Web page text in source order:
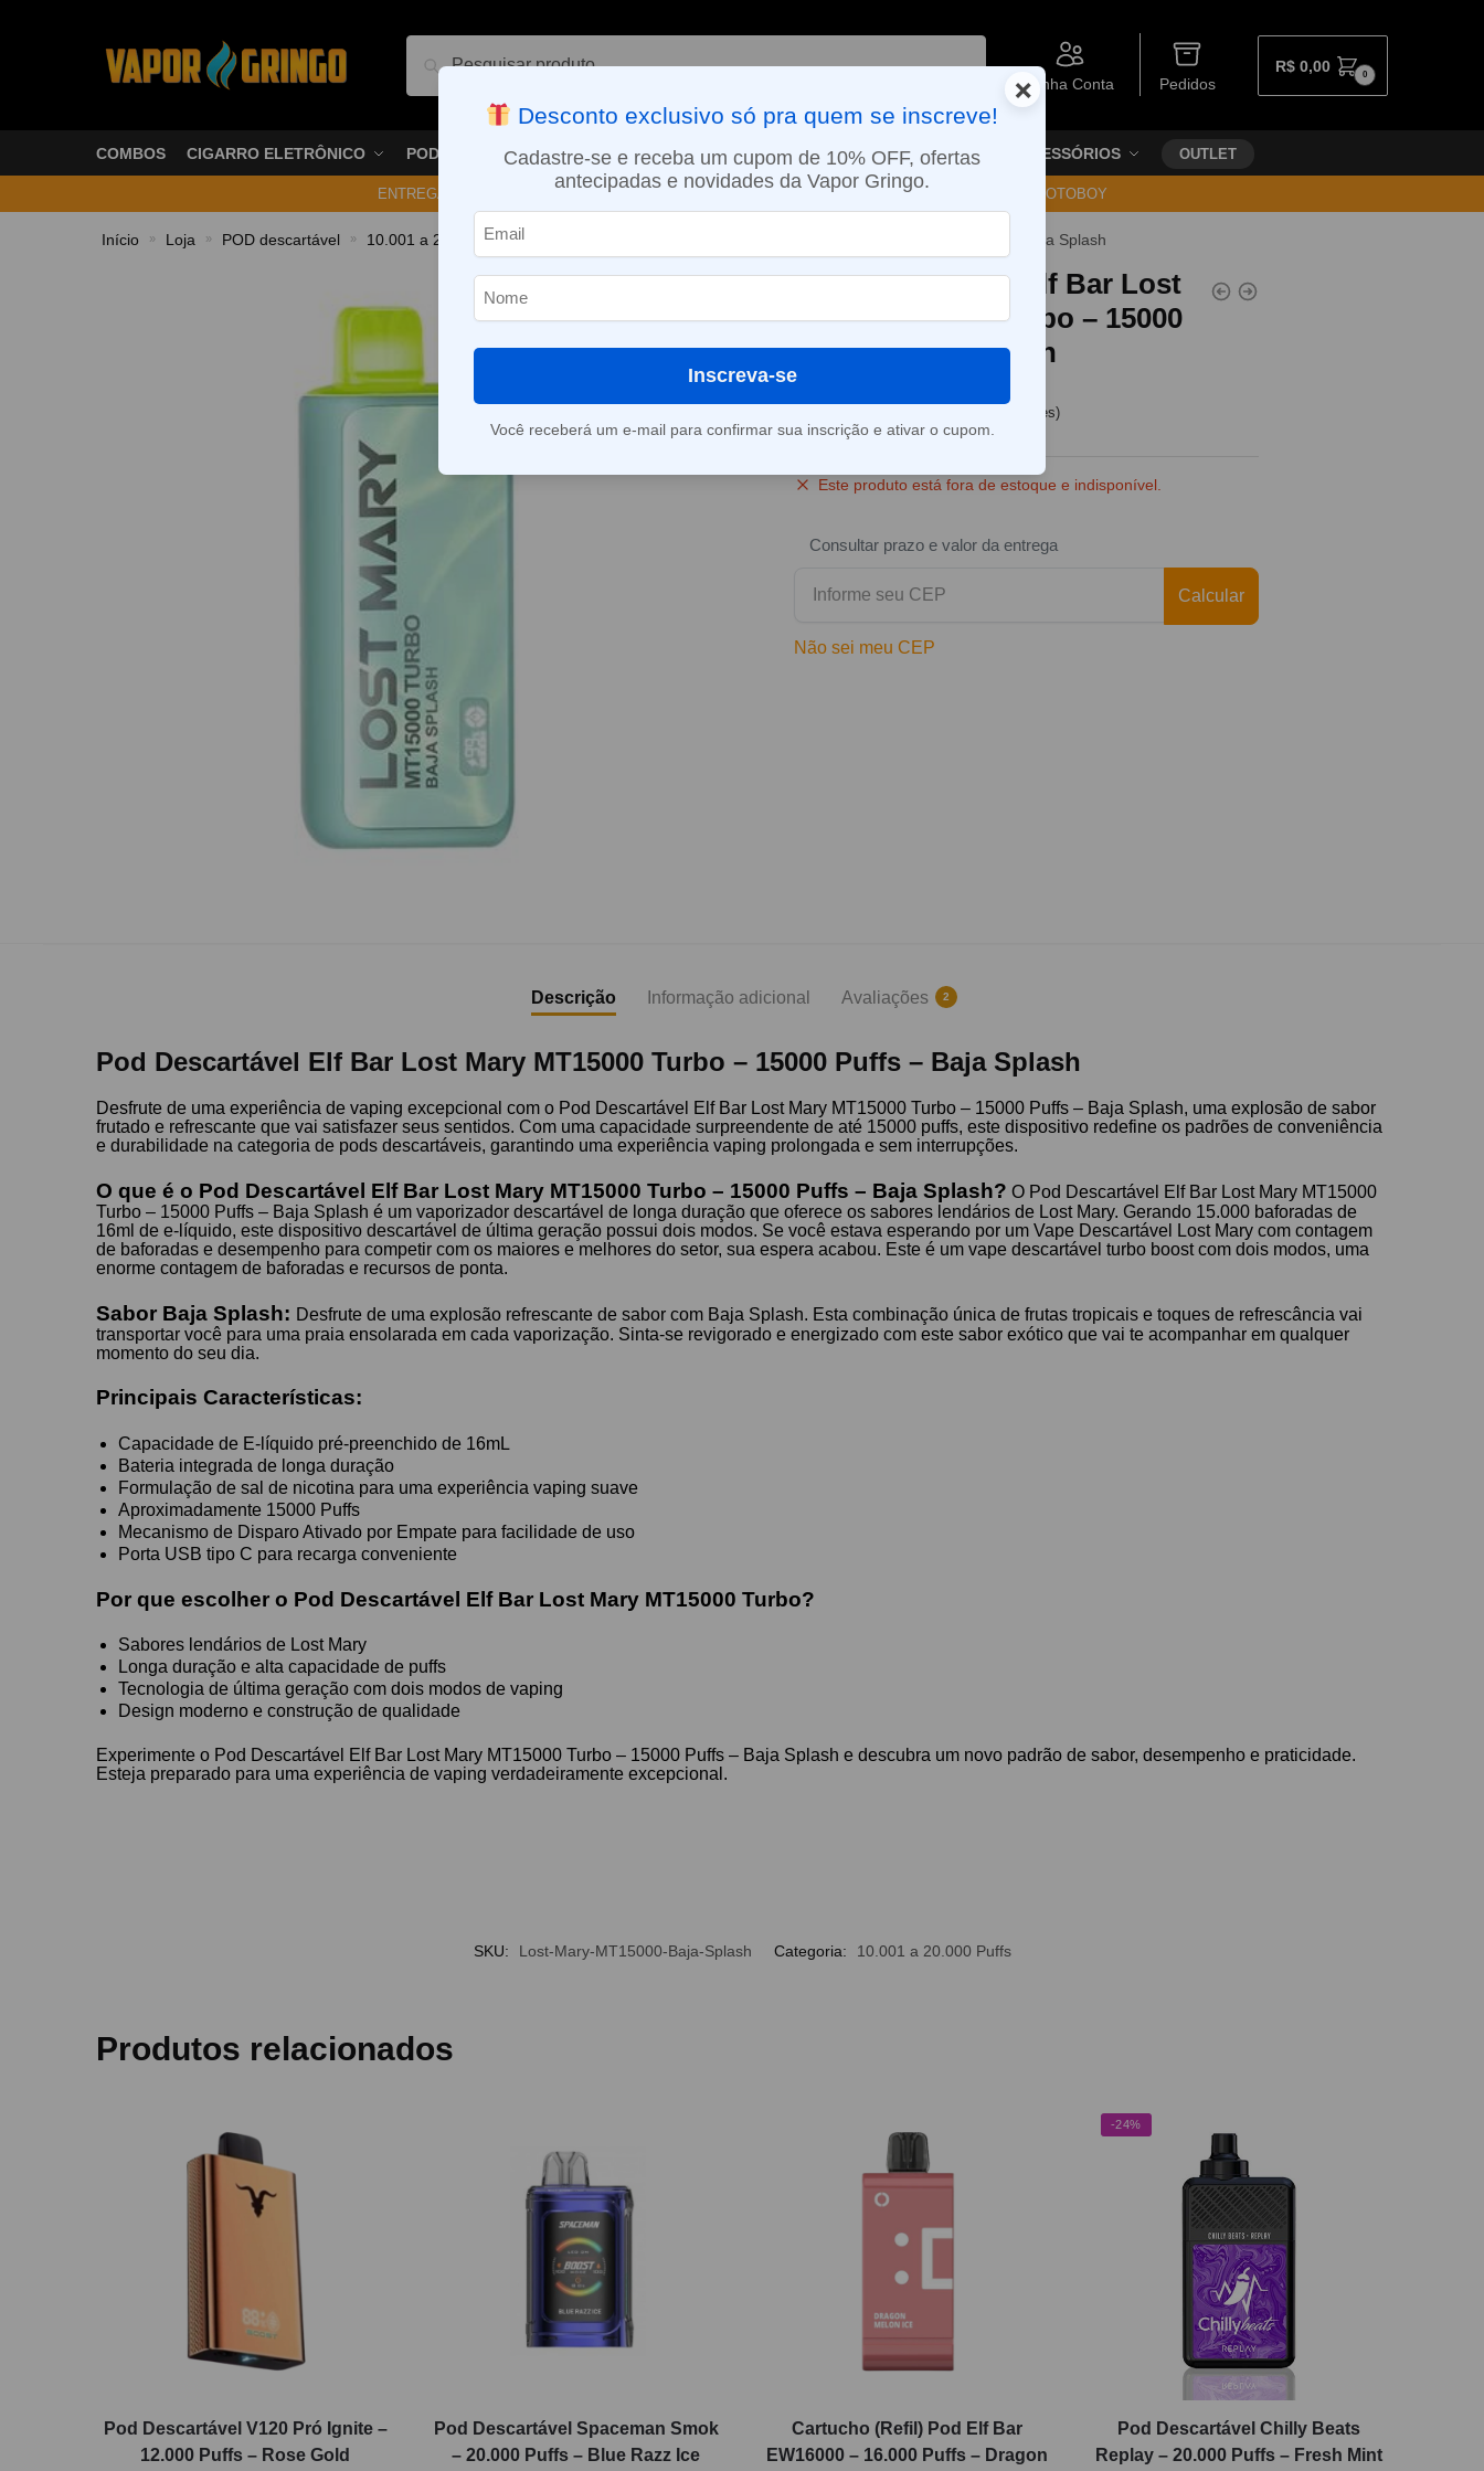
Pesquisar
Minha Conta Pedidos
R$ 0,00 0
COMBOS CIGARRO ELETRÔNICO PODS VAPORIZADOR DE ERVAS E-LIQUÍDOS NICOTINA ORAL ACESSÓRIOS OUTLET
ENTREGA NO MESMO DIA EM SÃO PAULO (SEG A SEX): PEDIDOS APROVADOS ATÉ 15:30 VIA MOTOBOY
Início » Loja » POD descartável » 10.001 a 20.000 Puffs Pod Descartável Elf Bar Lost Mary MT15000 Turbo – 15000 Puffs – Baja Splash
Pod Descartável Elf Bar Lost
Mary MT15000 Turbo – 15000
Puffs – Baja Splash
avaliações de clientes)
Este produto está fora de estoque e indisponível.
Consultar prazo e valor da entrega
Calcular
Não sei meu CEP
Descrição Informação adicional Avaliações 2
Pod Descartável Elf Bar Lost Mary MT15000 Turbo – 15000 Puffs – Baja Splash
Desfrute de uma experiência de vaping excepcional com o Pod Descartável Elf Bar Lost Mary MT15000 Turbo – 15000 Puffs – Baja Splash, uma explosão de sabor
frutado e refrescante que vai satisfazer seus sentidos. Com uma capacidade surpreendente de até 15000 puffs, este dispositivo redefine os padrões de conveniência
e durabilidade na categoria de pods descartáveis, garantindo uma experiência vaping prolongada e sem interrupções.
O que é o Pod Descartável Elf Bar Lost Mary MT15000 Turbo – 15000 Puffs – Baja Splash? O Pod Descartável Elf Bar Lost Mary MT15000
Turbo – 15000 Puffs – Baja Splash é um vaporizador descartável de longa duração que oferece os sabores lendários de Lost Mary. Gerando 15.000 baforadas de
16ml de e-líquido, este dispositivo descartável de última geração possui dois modos. Se você estava esperando por um Vape Descartável Lost Mary com contagem
de baforadas e desempenho para competir com os maiores e melhores do setor, sua espera acabou. Este é um vape descartável turbo boost com dois modos, uma
enorme contagem de baforadas e recursos de ponta.
Sabor Baja Splash: Desfrute de uma explosão refrescante de sabor com Baja Splash. Esta combinação única de frutas tropicais e toques de refrescância vai
transportar você para uma praia ensolarada em cada vaporização. Sinta-se revigorado e energizado com este sabor exótico que vai te acompanhar em qualquer
momento do seu dia.
Principais Características:
Capacidade de E-líquido pré-preenchido de 16mL
Bateria integrada de longa duração
Formulação de sal de nicotina para uma experiência vaping suave
Aproximadamente 15000 Puffs
Mecanismo de Disparo Ativado por Empate para facilidade de uso
Porta USB tipo C para recarga conveniente
Por que escolher o Pod Descartável Elf Bar Lost Mary MT15000 Turbo?
Sabores lendários de Lost Mary
Longa duração e alta capacidade de puffs
Tecnologia de última geração com dois modos de vaping
Design moderno e construção de qualidade
Experimente o Pod Descartável Elf Bar Lost Mary MT15000 Turbo – 15000 Puffs – Baja Splash e descubra um novo padrão de sabor, desempenho e praticidade.
Esteja preparado para uma experiência de vaping verdadeiramente excepcional.
SKU: Lost-Mary-MT15000-Baja-Splash Categoria: 10.001 a 20.000 Puffs
Produtos relacionados
Pod Descartável V120 Pró Ignite –
12.000 Puffs – Rose Gold
Pod Descartável Spaceman Smok
– 20.000 Puffs – Blue Razz Ice
Cartucho (Refil) Pod Elf Bar
EW16000 – 16.000 Puffs – Dragon
-24%
Pod Descartável Chilly Beats
Replay – 20.000 Puffs – Fresh Mint
×
Desconto exclusivo só pra quem se inscreve!
Cadastre-se e receba um cupom de 10% OFF, ofertas
antecipadas e novidades da Vapor Gringo.
Inscreva-se
Você receberá um e-mail para confirmar sua inscrição e ativar o cupom.